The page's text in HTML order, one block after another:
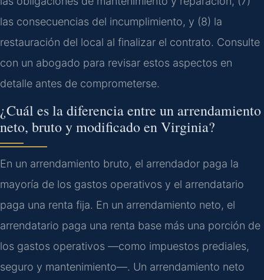
las consecuencias del incumplimiento, y (8) la
restauración del local al finalizar el contrato. Consulte
con un abogado para revisar estos aspectos en
detalle antes de comprometerse.
¿Cuál es la diferencia entre un arrendamiento
neto, bruto y modificado en Virginia?
En un arrendamiento bruto, el arrendador paga la
mayoría de los gastos operativos y el arrendatario
paga una renta fija. En un arrendamiento neto, el
arrendatario paga una renta base más una porción de
los gastos operativos —como impuestos prediales,
seguro y mantenimiento—. Un arrendamiento neto